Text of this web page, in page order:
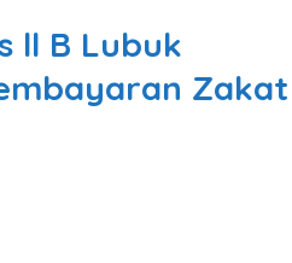
ll B Lubuk
Zakat